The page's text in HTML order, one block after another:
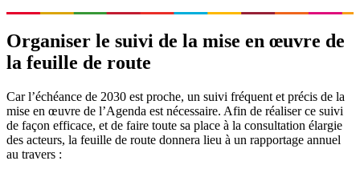
Organiser le suivi de la mise en œuvre de
la feuille de route
Car l’échéance de 2030 est proche, un suivi fréquent et précis de la
mise en œuvre de l’Agenda est nécessaire. Afin de réaliser ce suivi
de façon efficace, et de faire toute sa place à la consultation élargie
des acteurs, la feuille de route donnera lieu à un rapportage annuel
au travers :